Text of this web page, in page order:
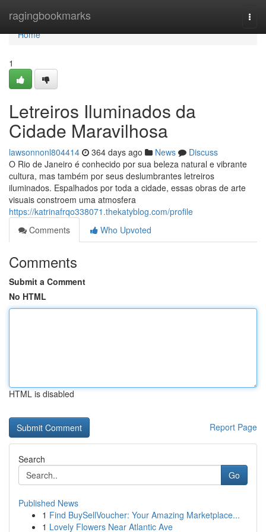
ragingbookmarks
Home
Home
1
Letreiros Iluminados da
Cidade Maravilhosa
lawsonnonl804414 364 days ago News
Discuss
O Rio de Janeiro é conhecido por sua beleza natural e vibrante
cultura, mas também por seus deslumbrantes letreiros
iluminados. Espalhados por toda a cidade, essas obras de arte
visuais constroem uma atmosfera
https://katrinafrqo338071.thekatyblog.com/profile
Comments
Who Upvoted
Comments
Submit a Comment
No HTML
HTML is disabled
Report Page
Search
Go
Published News
1 Find BuySellVoucher: Your Amazing Marketplace...
1 Lovely Flowers Near Atlantic Ave